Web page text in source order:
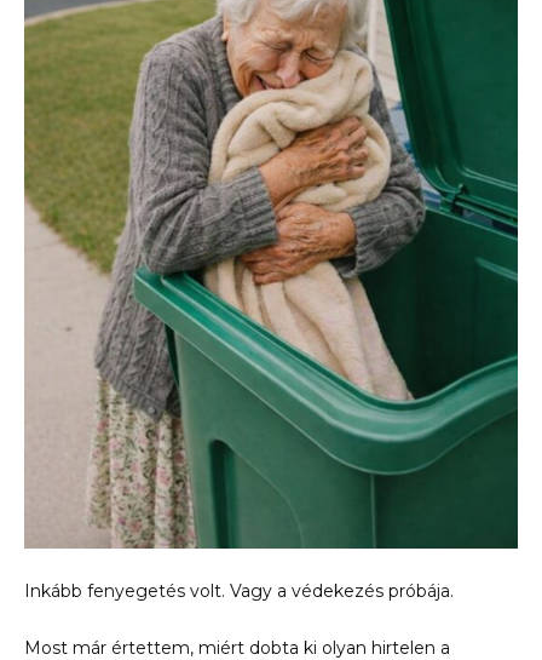
Inkább fenyegetés volt. Vagy a védekezés próbája.
Most már értettem, miért dobta ki olyan hirtelen a